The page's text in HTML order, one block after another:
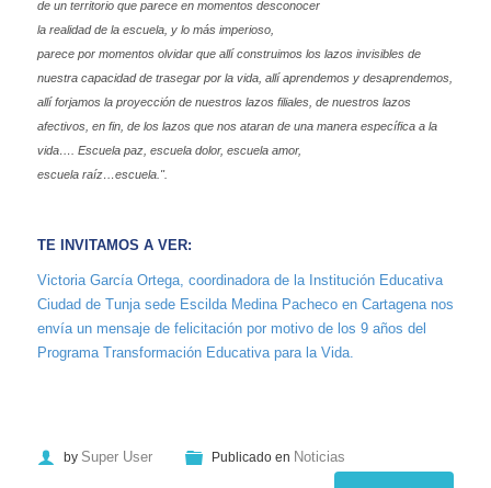
de un territorio que parece en momentos desconocer
la realidad de la escuela, y lo más imperioso,
parece por momentos olvidar que allí construimos los lazos invisibles de
nuestra capacidad de trasegar por la vida, allí aprendemos y desaprendemos,
allí forjamos la proyección de nuestros lazos filiales, de nuestros lazos
afectivos, en fin, de los lazos que nos ataran de una manera específica a la
vida…. Escuela paz, escuela dolor, escuela amor,
escuela raíz…escuela.".
TE INVITAMOS A VER:
Victoria García Ortega, coordinadora de la Institución Educativa
Ciudad de Tunja sede Escilda Medina Pacheco en Cartagena nos
envía un mensaje de felicitación por motivo de los 9 años del
Programa Transformación Educativa para la Vida.
by Super User Publicado en Noticias